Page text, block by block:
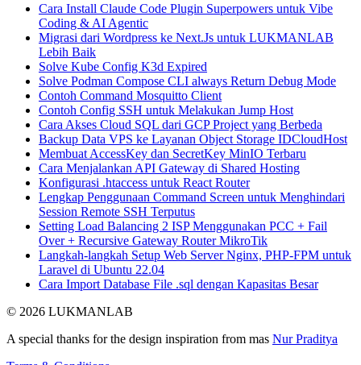
Cara Install Claude Code Plugin Superpowers untuk Vibe
Coding & AI Agentic
Migrasi dari Wordpress ke Next.Js untuk LUKMANLAB
Lebih Baik
Solve Kube Config K3d Expired
Solve Podman Compose CLI always Return Debug Mode
Contoh Command Mosquitto Client
Contoh Config SSH untuk Melakukan Jump Host
Cara Akses Cloud SQL dari GCP Project yang Berbeda
Backup Data VPS ke Layanan Object Storage IDCloudHost
Membuat AccessKey dan SecretKey MinIO Terbaru
Cara Menjalankan API Gateway di Shared Hosting
Konfigurasi .htaccess untuk React Router
Lengkap Penggunaan Command Screen untuk Menghindari
Session Remote SSH Terputus
Setting Load Balancing 2 ISP Menggunakan PCC + Fail
Over + Recursive Gateway Router MikroTik
Langkah-langkah Setup Web Server Nginx, PHP-FPM untuk
Laravel di Ubuntu 22.04
Cara Import Database File .sql dengan Kapasitas Besar
© 2026 LUKMANLAB
A special thanks for the design inspiration from mas Nur Praditya